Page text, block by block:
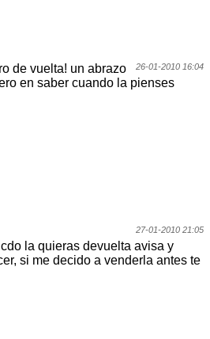
26-01-2010 16:04
de vuelta! un abrazo
en saber cuando la pienses
27-01-2010 21:05
la quieras devuelta avisa y
si me decido a venderla antes te